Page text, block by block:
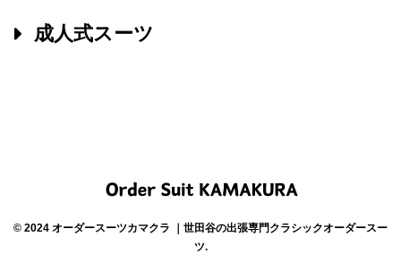
成人式スーツ
© 2024 オーダースーツカマクラ ｜世田谷の出張専門クラシックオーダースー
ツ.